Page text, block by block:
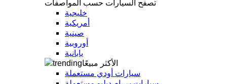
تصفح السيارات حسب المواصفات
خليجية
أمريكية
صينية
أوروبية
يابانية
الأكثر مبيعًا
سيارات أودي مستعملة